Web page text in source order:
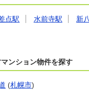
点駅 水前寺駅 新
ンション物件を探す
(札幌市)